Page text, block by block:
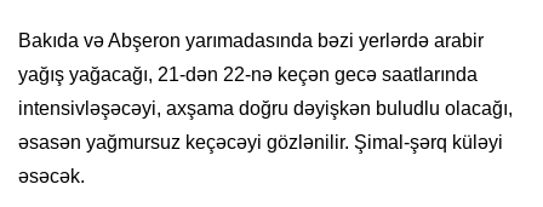
Bakıda və Abşeron yarımadasında bəzi yerlərdə arabir
yağış yağacağı, 21-dən 22-nə keçən gecə saatlarında
intensivləşəcəyi, axşama doğru dəyişkən buludlu olacağı,
əsasən yağmursuz keçəcəyi gözlənilir. Şimal-şərq küləyi
əsəcək.